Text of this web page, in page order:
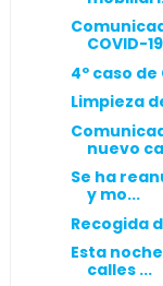
COVID-
4º caso de
Limpieza
nuevo
Se ha
y mo...
Recogida
Esta
calles ...